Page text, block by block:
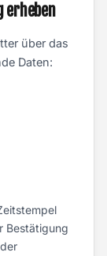
erheben
über das
Daten:
Bestätigung